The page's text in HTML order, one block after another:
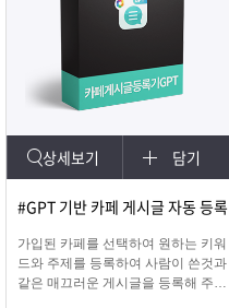
상세보기 담기
#GPT 기반 카페 게시글 자동 등록
가입된 카페를 선택하여 원하는 키워
드와 주제를 등록하여 사람이 쓴것과
같은 매끄러운 게시글을 등록해 주며